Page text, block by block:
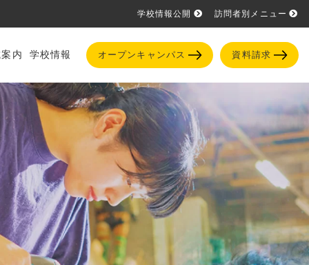
学校情報公開 訪問者別メニュー
内 学校情報 オープンキャンパス 資料請求